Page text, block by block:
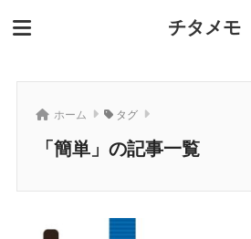
チタメモ
ホーム タグ
「簡単」の記事一覧